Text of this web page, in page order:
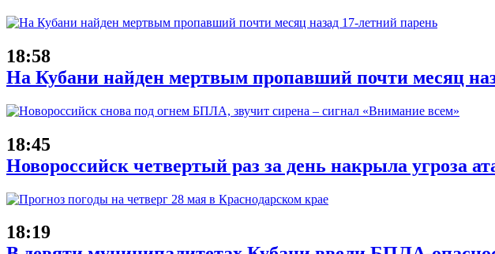
18:58
На Кубани найден мертвым пропавший почти месяц
18:45
Новороссийск четвертый раз за день накрыла угроза
18:19